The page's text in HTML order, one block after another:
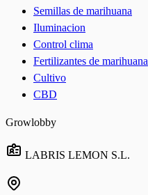
Semillas de marihuana
Iluminacion
Control clima
Fertilizantes de marihuana
Cultivo
CBD
Growlobby
LABRIS LEMON S.L.